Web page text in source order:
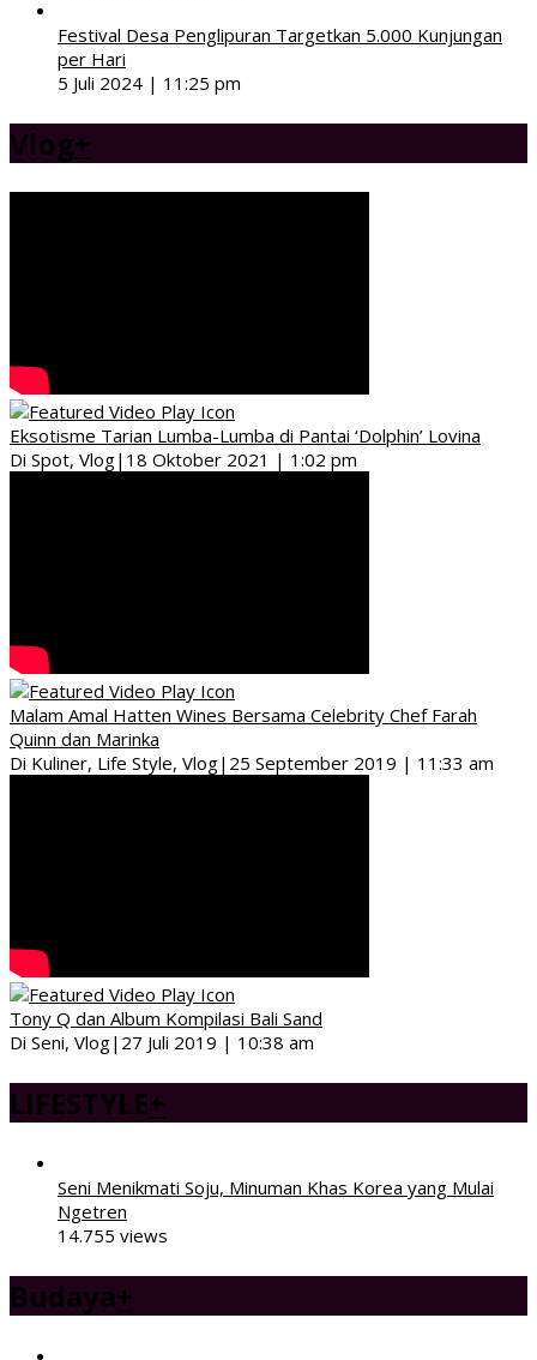
Festival Desa Penglipuran Targetkan 5.000 Kunjungan
per Hari
5 Juli 2024 | 11:25 pm
Vlog+
Eksotisme Tarian Lumba-Lumba di Pantai ‘Dolphin’ Lovina
Di Spot, Vlog| 18 Oktober 2021 | 1:02 pm
Malam Amal Hatten Wines Bersama Celebrity Chef Farah
Quinn dan Marinka
Di Kuliner, Life Style, Vlog| 25 September 2019 | 11:33 am
Tony Q dan Album Kompilasi Bali Sand
Di Seni, Vlog| 27 Juli 2019 | 10:38 am
LIFESTYLE+
Seni Menikmati Soju, Minuman Khas Korea yang Mulai
Ngetren
14.755 views
Budaya+